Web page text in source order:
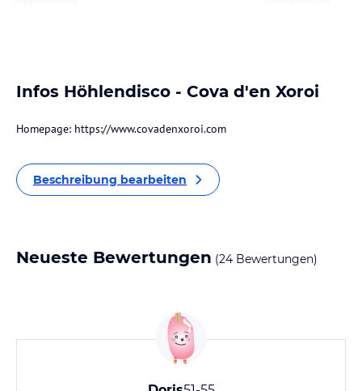
Infos Höhlendisco - Cova d'en Xoroi
Homepage: https://www.covadenxoroi.com
Beschreibung bearbeiten
Neueste Bewertungen (24 Bewertungen)